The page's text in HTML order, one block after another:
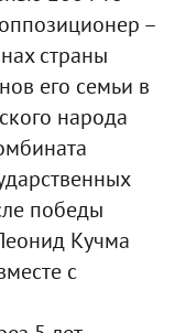
–
страны
его семьи в
народа
победы
Кучма
с